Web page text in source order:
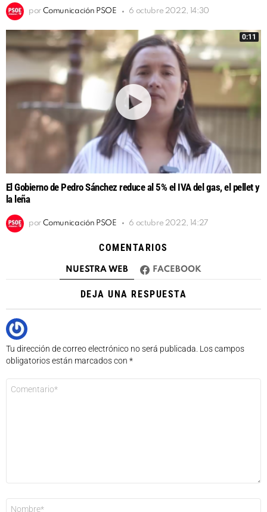
por Comunicación PSOE 6 octubre 2022, 14:30
0:11
El Gobierno de Pedro Sánchez reduce al 5% el IVA del gas, el pellet y
la leña
por Comunicación PSOE 6 octubre 2022, 14:27
COMENTARIOS
NUESTRA WEB FACEBOOK
DEJA UNA RESPUESTA
Tu dirección de correo electrónico no será publicada. Los campos
obligatorios están marcados con *